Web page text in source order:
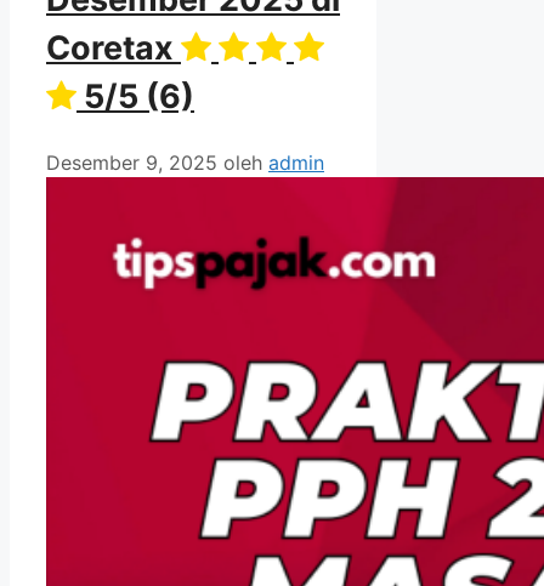
Coretax
5/5 (6)
Desember 9, 2025 oleh admin